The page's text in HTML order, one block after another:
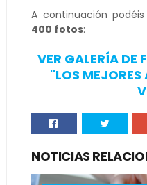
A continuación
400 fotos:
VER GALERÍA DE
"LOS MEJORES
NOTICIAS